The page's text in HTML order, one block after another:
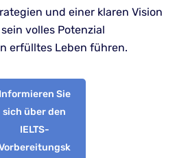
und einer klaren Vision
volles Potenzial
erfülltes Leben führen.
Informieren Sie
sich über den
IELTS-